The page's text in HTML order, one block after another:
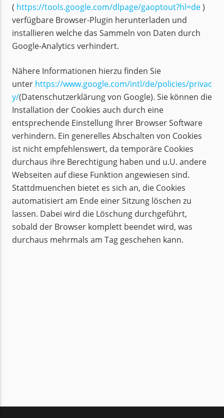
( https://tools.google.com/dlpage/gaoptout?hl=de)
verfügbare Browser-Plugin herunterladen und
installieren welche das Sammeln von Daten durch
Google-Analytics verhindert.
Nähere Informationen hierzu finden Sie
unter https://www.google.com/intl/de/policies/privac
y/(Datenschutzerklärung von Google). Sie können die
Installation der Cookies auch durch eine
entsprechende Einstellung Ihrer Browser Software
verhindern. Ein generelles Abschalten von Cookies
ist nicht empfehlenswert, da temporäre Cookies
durchaus ihre Berechtigung haben und u.U. andere
Webseiten auf diese Funktion angewiesen sind.
Stattdmuenchen bietet es sich an, die Cookies
automatisiert am Ende einer Sitzung löschen zu
lassen. Dabei wird die Löschung durchgeführt,
sobald der Browser komplett beendet wird, was
durchaus mehrmals am Tag geschehen kann.